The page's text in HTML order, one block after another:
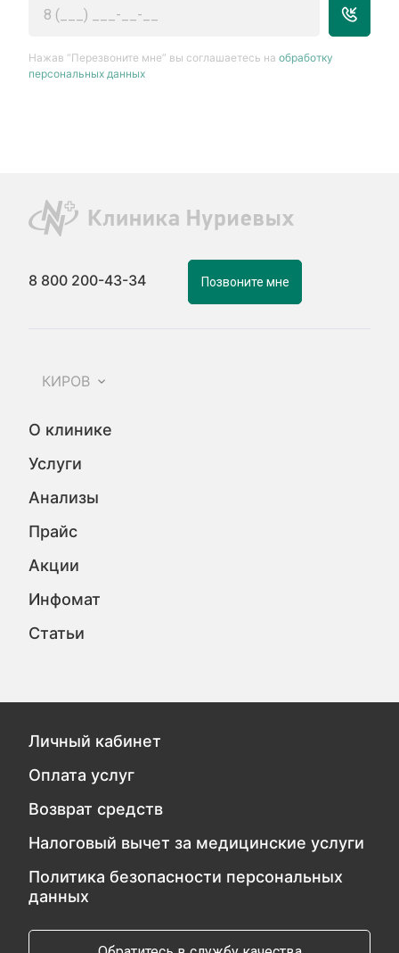
Нажав “Перезвоните мне” вы соглашаетесь наобработку
персональных данных
8 800 200-43-34 Позвоните мне
КИРОВ
О клинике
Услуги
Анализы
Прайс
Акции
Инфомат
Статьи
Личный кабинет
Оплата услуг
Возврат средств
Налоговый вычет за медицинские услуги
Политика безопасности персональных
данных